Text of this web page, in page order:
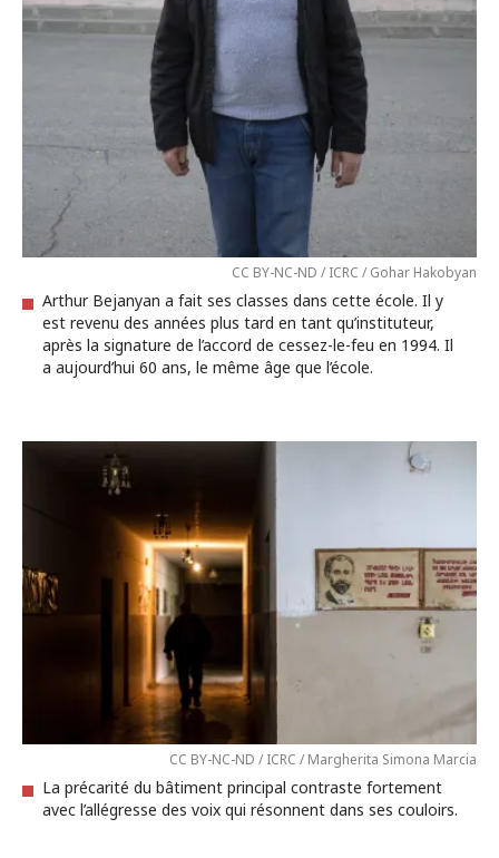
CC BY-NC-ND / ICRC / Gohar Hakobyan
Arthur Bejanyan a fait ses classes dans cette école. Il y
est revenu des années plus tard en tant qu’instituteur,
après la signature de l’accord de cessez-le-feu en 1994. Il
a aujourd’hui 60 ans, le même âge que l’école.
CC BY-NC-ND / ICRC / Margherita Simona Marcia
La précarité du bâtiment principal contraste fortement
avec l’allégresse des voix qui résonnent dans ses couloirs.